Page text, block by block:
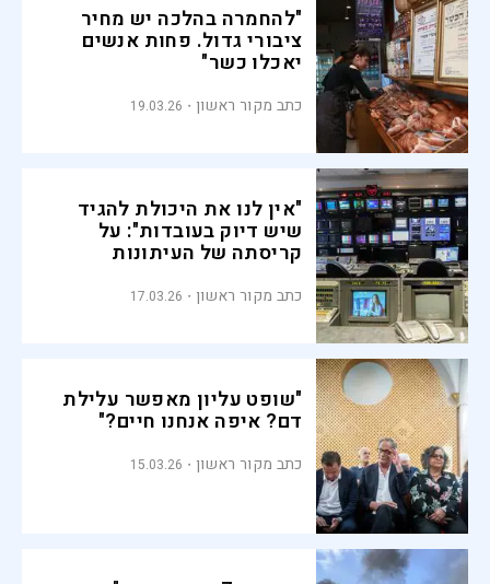
"להחמרה בהלכה יש מחיר
ציבורי גדול. פחות אנשים
יאכלו כשר"
כתב מקור ראשון 19.03.26
"אין לנו את היכולת להגיד
שיש דיוק בעובדות": על
קריסתה של העיתונות
כתב מקור ראשון 17.03.26
"שופט עליון מאפשר עלילת
דם? איפה אנחנו חיים?"
כתב מקור ראשון 15.03.26